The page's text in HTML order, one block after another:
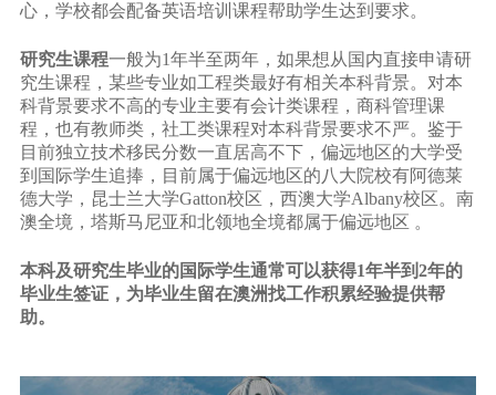
心，学校都会配备英语培训课程帮助学生达到要求。
研究生课程一般为1年半至两年，如果想从国内直接申请研
究生课程，某些专业如工程类最好有相关本科背景。对本
科背景要求不高的专业主要有会计类课程，商科管理课
程，也有教师类，社工类课程对本科背景要求不严。鉴于
目前独立技术移民分数一直居高不下，偏远地区的大学受
到国际学生追捧，目前属于偏远地区的八大院校有阿德莱
德大学，昆士兰大学Gatton校区，西澳大学Albany校区。南
澳全境，塔斯马尼亚和北领地全境都属于偏远地区 。
本科及研究生毕业的国际学生通常可以获得1年半到2年的
毕业生签证，为毕业生留在澳洲找工作积累经验提供帮
助。